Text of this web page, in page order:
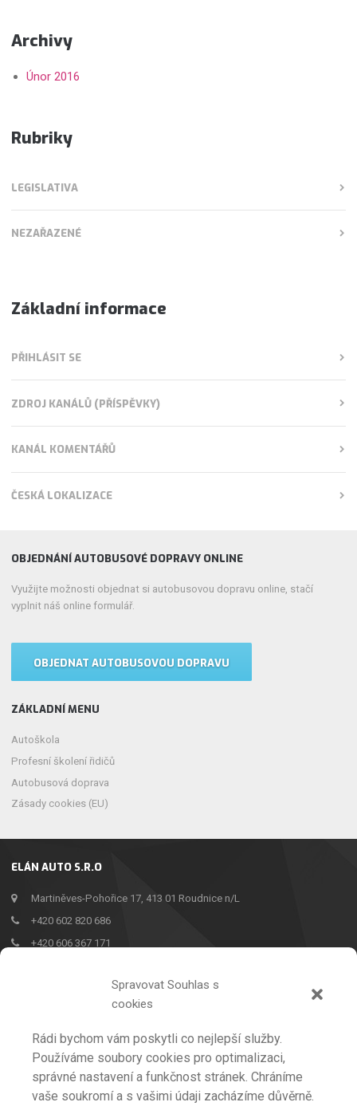
Spravovat Souhlas s
cookies
Rádi bychom vám poskytli co nejlepší služby.
Používáme soubory cookies pro optimalizaci,
správné nastavení a funkčnost stránek. Chráníme
vaše soukromí a s vašimi údaji zacházíme důvěrně.
Archivy
Únor 2016
Rubriky
LEGISLATIVA
NEZAŘAZENÉ
Základní informace
PŘIHLÁSIT SE
ZDROJ KANÁLŮ (PŘÍSPĚVKY)
KANÁL KOMENTÁŘŮ
ČESKÁ LOKALIZACE
ELÁN AUTO S.R.O
Martiněves-Pohořice 17, 413 01 Roudnice n/L
+420 602 820 686
+420 606 367 171
OBJEDNÁNÍ AUTOBUSOVÉ DOPRAVY ONLINE
Využijte možnosti objednat si autobusovou dopravu online, stačí
vyplnit náš online formulář.
OBJEDNAT AUTOBUSOVOU DOPRAVU
ZÁKLADNÍ MENU
Autoškola
Profesní školení řidičů
Autobusová doprava
Zásady cookies (EU)
AUTOŠKOLA
PROFESNÍ ŠKOLENÍ ŘIDIČŮ